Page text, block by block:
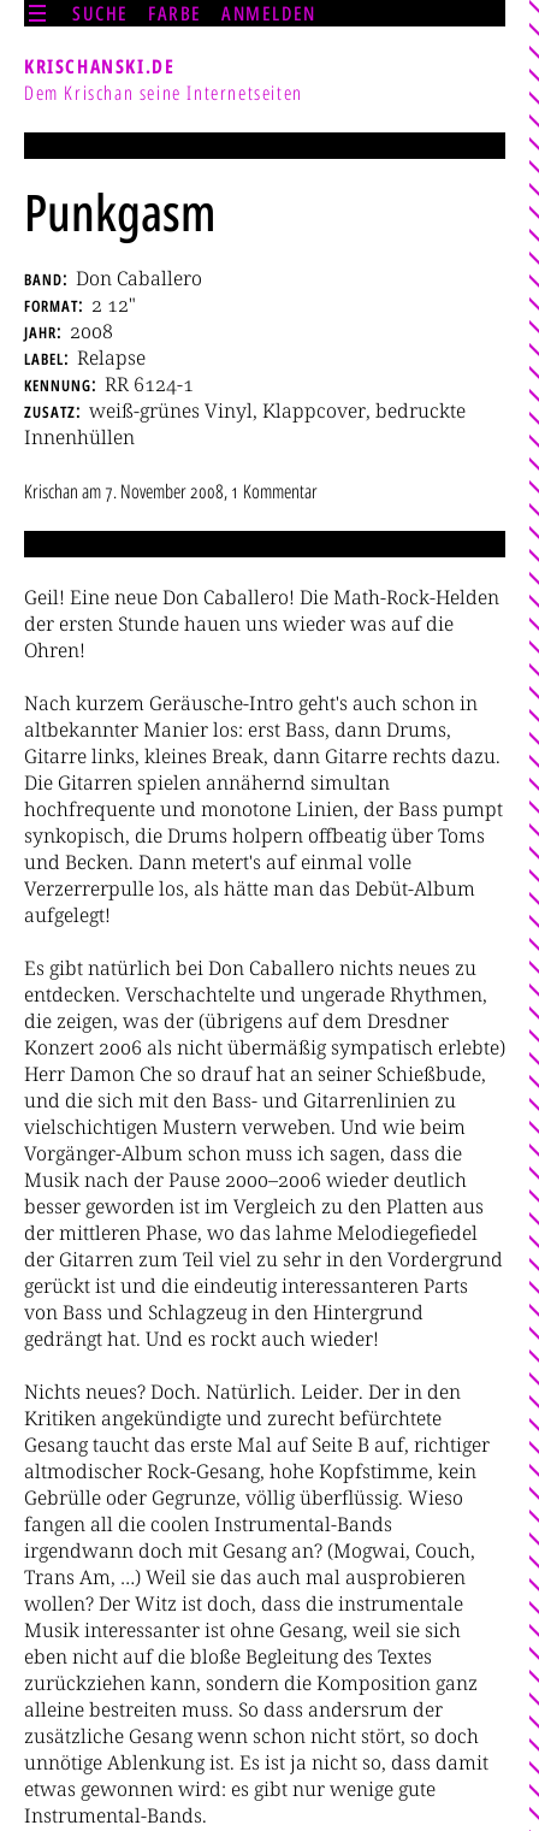
SUCHE FARBE ANMELDEN
KRISCHANSKI.DE
Dem Krischan seine Internetseiten
Punkgasm
band Don Caballero
format 2 12"
jahr 2008
label Relapse
kennung RR 6124-1
zusatz weiß-grünes Vinyl, Klappcover, bedruckte
Innenhüllen
Krischanam7. November 2008, 1 Kommentar
Geil! Eine neue Don Caballero! Die Math-Rock-Helden
der ersten Stunde hauen uns wieder was auf die
Ohren!
Nach kurzem Geräusche-Intro geht's auch schon in
altbekannter Manier los: erst Bass, dann Drums,
Gitarre links, kleines Break, dann Gitarre rechts dazu.
Die Gitarren spielen annähernd simultan
hochfrequente und monotone Linien, der Bass pumpt
synkopisch, die Drums holpern offbeatig über Toms
und Becken. Dann metert's auf einmal volle
Verzerrerpulle los, als hätte man das Debüt-Album
aufgelegt!
Es gibt natürlich bei Don Caballero nichts neues zu
entdecken. Verschachtelte und ungerade Rhythmen,
die zeigen, was der (übrigens auf dem Dresdner
Konzert 2006 als nicht übermäßig sympatisch erlebte)
Herr Damon Che so drauf hat an seiner Schießbude,
und die sich mit den Bass- und Gitarrenlinien zu
vielschichtigen Mustern verweben. Und wie beim
Vorgänger-Album schon muss ich sagen, dass die
Musik nach der Pause 2000–2006 wieder deutlich
besser geworden ist im Vergleich zu den Platten aus
der mittleren Phase, wo das lahme Melodiegefiedel
der Gitarren zum Teil viel zu sehr in den Vordergrund
gerückt ist und die eindeutig interessanteren Parts
von Bass und Schlagzeug in den Hintergrund
gedrängt hat. Und es rockt auch wieder!
Nichts neues? Doch. Natürlich. Leider. Der in den
Kritiken angekündigte und zurecht befürchtete
Gesang taucht das erste Mal auf Seite B auf, richtiger
altmodischer Rock-Gesang, hohe Kopfstimme, kein
Gebrülle oder Gegrunze, völlig überflüssig. Wieso
fangen all die coolen Instrumental-Bands
irgendwann doch mit Gesang an? (Mogwai, Couch,
Trans Am, …) Weil sie das auch mal ausprobieren
wollen? Der Witz ist doch, dass die instrumentale
Musik interessanter ist ohne Gesang, weil sie sich
eben nicht auf die bloße Begleitung des Textes
zurückziehen kann, sondern die Komposition ganz
alleine bestreiten muss. So dass andersrum der
zusätzliche Gesang wenn schon nicht stört, so doch
unnötige Ablenkung ist. Es ist ja nicht so, dass damit
etwas gewonnen wird: es gibt nur wenige gute
Instrumental-Bands.